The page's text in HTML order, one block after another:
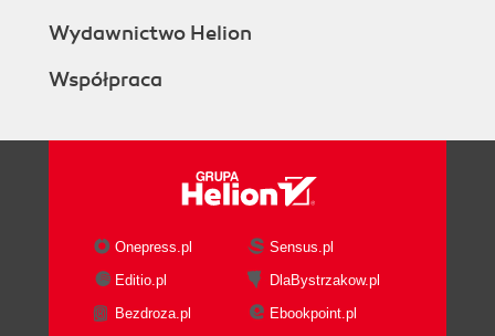
Wydawnictwo Helion
Współpraca
Onepress.pl
Sensus.pl
Editio.pl
DlaBystrzakow.pl
Bezdroza.pl
Ebookpoint.pl